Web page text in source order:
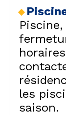
Piscine
les
saison.